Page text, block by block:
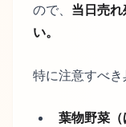
ので、 当日売
い。
特に注意すべき
葉物野菜（